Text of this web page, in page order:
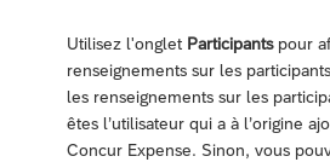
Utilisez l'onglet Participantspour
renseignements sur les
les renseignements sur les
êtes l’utilisateur qui a à l’origine
Concur Expense. Sinon, vous